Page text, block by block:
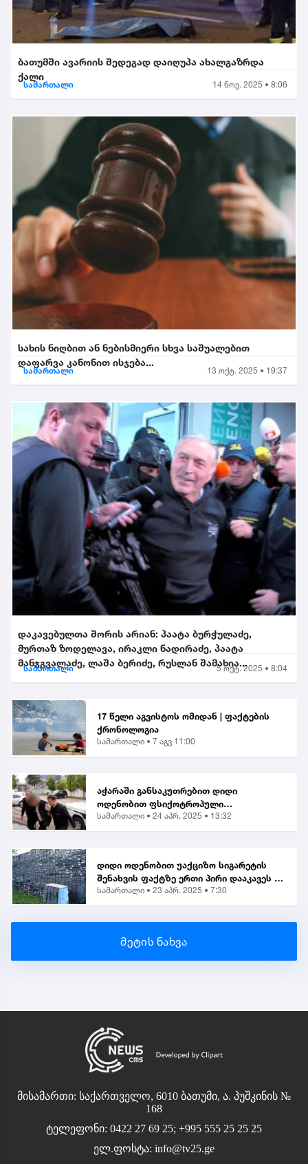
ბათუმში ავარიის შედეგად დაიღუპა ახალგაზრდა
ქალი
სამართალი 14 ნოე. 2025 • 8:06
სახის ნიღბით ან ნებისმიერი სხვა საშუალებით
დაფარვა კანონით ისჯება...
სამართალი 13 ოქტ. 2025 • 19:37
დაკავებულთა შორის არიან: პაატა ბურჭულაძე,
მურთაზ ზოდელავა, ირაკლი ნადირაძე, პაატა
მანჯგვალაძე, ლაშა ბერიძე, რუსლან შამახია...
სამართალი 5 ოქტ. 2025 • 8:04
17 წელი აგვისტოს ომიდან | ფაქტების
ქრონოლოგია
სამართალი • 7 აგვ 11:00
აჭარაში განსაკუთრებით დიდი
ოდენობით ფსიქოტროპული
ნივთიერების შეძენა-შენახვისა და
სამართალი • 24 აპრ. 2025 • 13:32
დიდი ოდენობით უაქციზო სიგარეტის
შენახვის ფაქტზე ერთი პირი დააკავეს |
საგამოძიებო
სამართალი • 23 აპრ. 2025 • 7:30
მეტის ნახვა
მისამართი: საქართველო, 6010 ბათუმი, ა. პუშკინის №
168
ტელეფონი: 0422 27 69 25; +995 555 25 25 25
ელ.ფოსტა: info@tv25.ge